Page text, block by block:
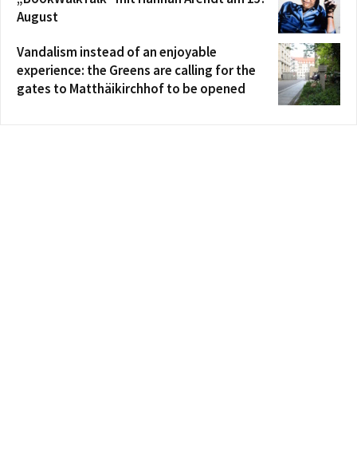
August
Vandalism instead of an enjoyable
experience: the Greens are calling for the
gates to Matthäikirchhof to be opened